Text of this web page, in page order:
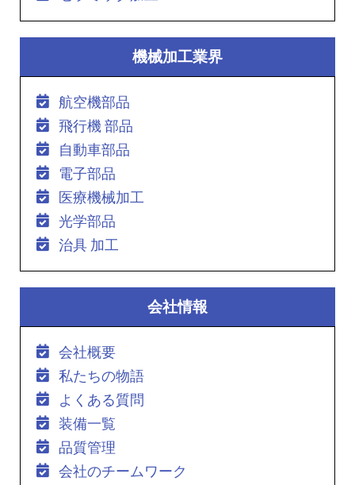
機械加工業界
航空機部品
飛行機 部品
自動車部品
電子部品
医療機械加工
光学部品
治具 加工
会社情報
会社概要
私たちの物語
よくある質問
装備一覧
品質管理
会社のチームワーク